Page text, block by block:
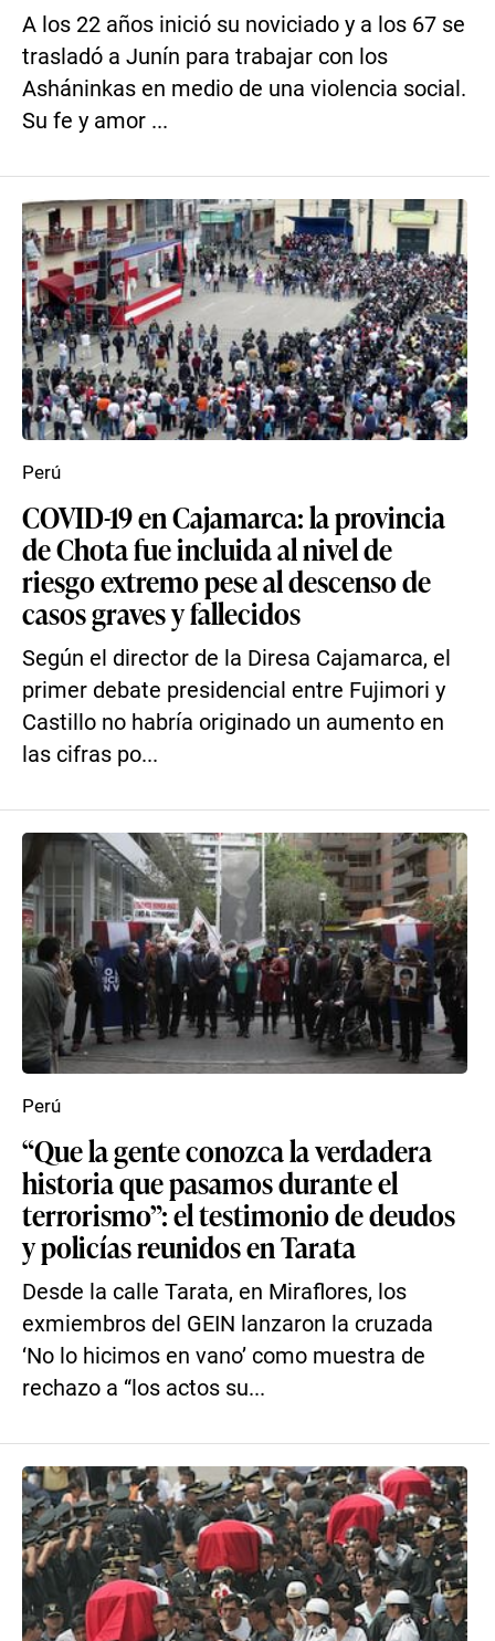
A los 22 años inició su noviciado y a los 67 se
trasladó a Junín para trabajar con los
Asháninkas en medio de una violencia social.
Su fe y amor ...
COVID-19 en Cajamarca: la provincia
de Chota fue incluida al nivel de
riesgo extremo pese al descenso de
casos graves y fallecidos
Según el director de la Diresa Cajamarca, el
primer debate presidencial entre Fujimori y
Castillo no habría originado un aumento en
las cifras po...
Perú
“Que la gente conozca la verdadera
historia que pasamos durante el
terrorismo”: el testimonio de deudos
y policías reunidos en Tarata
Desde la calle Tarata, en Miraflores, los
exmiembros del GEIN lanzaron la cruzada
‘No lo hicimos en vano’ como muestra de
rechazo a “los actos su...
Perú